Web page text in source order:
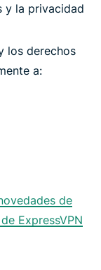
y la privacidad
los derechos
a:
de
ExpressVPN